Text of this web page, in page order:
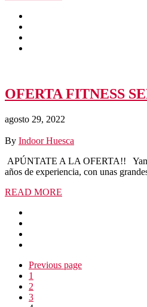
OFERTA FITNESS
agosto 29, 2022
By Indoor Huesca
APÚNTATE A LA OFERTA!!
años de experiencia, con unas
READ MORE
Previous page
1
2
3